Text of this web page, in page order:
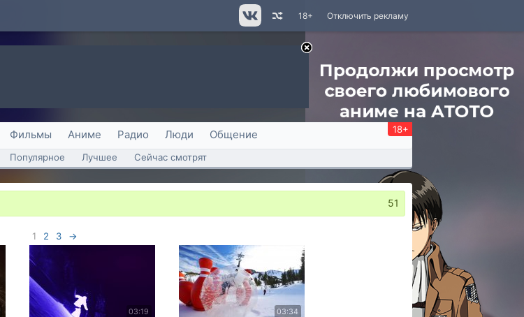
Отключить рекламу
18+
Фильмы Аниме Радио Люди Общение 18+
Популярное Лучшее Сейчас смотрят
51
1 2 3 →
03:19 03:34